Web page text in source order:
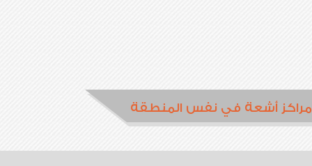
مراكز أشعة في نفس المنطقة